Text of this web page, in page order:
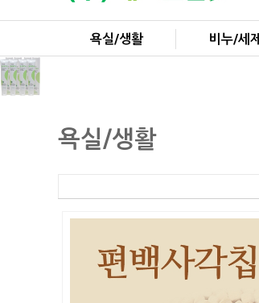
욕실/생활 비누/세제
욕실/생활